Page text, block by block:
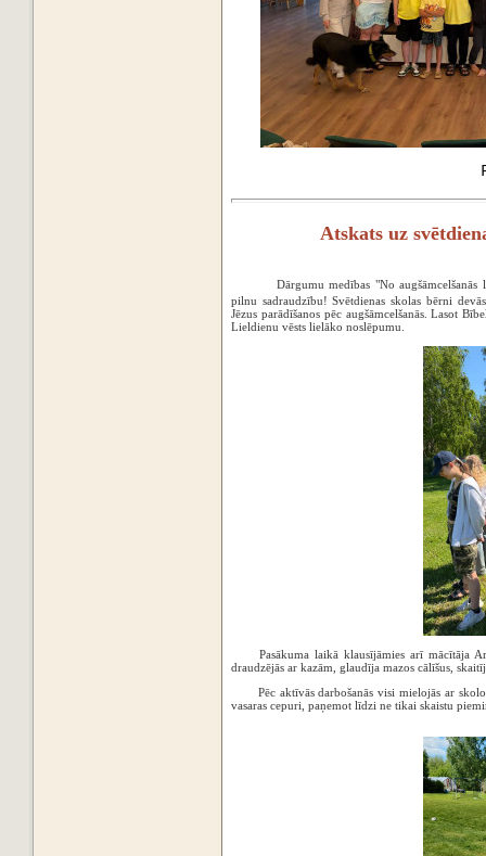
Atskats uz
Dārgumu medības "No
pilnu sadraudzību! Svētdienas skolas bērni
Jēzus parādīšanos pēc augšāmcelšanās. Lasot
Lieldienu vēsts lielāko noslēpumu.
Pasākuma laikā klausījāmies arī
draudzējās ar kazām, glaudīja mazos cālīšus,
Pēc aktīvās darbošanās visi mielojās ar
vasaras cepuri, paņemot līdzi ne tikai skaistu